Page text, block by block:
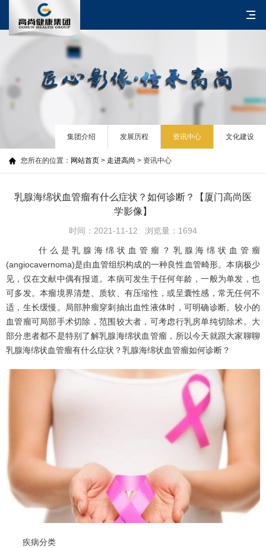
您所在的位置： 网站首页 > 走进高尚 > 资讯中心
集团介绍 发展历程 资讯中心 文化建设
乳腺海绵状血管瘤有什么症状？如何诊断？【厦门高尚医
学影像】
时间：2021-11-12 浏览量：1694
什么是乳腺海绵状血管瘤？乳腺海绵状血管瘤
(angiocavernoma)是由血管组织构成的一种良性血管畸形。本病极少
见，仅在文献中偶有报道。本病可发生于任何年龄，一般为单发，也
可多发。本瘤境界清楚、质软、有压缩性，或呈囊性感，常无任何不
适，生长缓慢。局部肿瘤穿刺抽出血性液体时，可明确诊断。较小的
血管瘤可局部手术切除，范围较大者，可考虑行乳房单纯切除术。大
部分患者都不是特别了解乳腺海绵状血管瘤，所以今天就跟大家聊聊
乳腺海绵状血管瘤有什么症状？乳腺海绵状血管瘤如何诊断？
疾病分类